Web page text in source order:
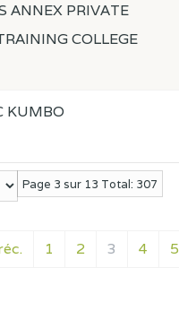
Page 3 sur 13 Total: 307
1 2 3 4 5
ANNEX PRIVATE
COLLEGE
KUMBO